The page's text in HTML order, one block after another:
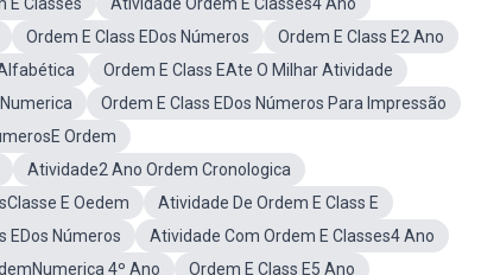
Ordem E Class EDos Números
Ordem E Class E2 Ano
Ordem E Class EAte O Milhar Atividade
Ordem E Class EDos Números Para Impressão
Ordem
Atividade2 Ano Ordem Cronologica
E Oedem
Atividade De Ordem E Class E
EDos Números
Atividade Com Ordem E Classes4 Ano
4º Ano
Ordem E Class E5 Ano